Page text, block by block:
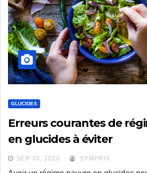
GLUCIDES
Erreurs courantes de
en glucides à éviter
SEP 30, 2020 SYMPRIX